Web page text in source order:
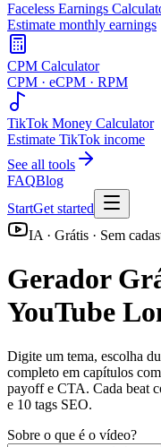
Faceless Earnings
Estimate monthly earnings
CPM Calculator
CPM · eCPM · RPM
TikTok Money Calculator
Estimate TikTok income
See all tools
FAQBlog
StartGet started
IA · Grátis · Sem
Gerador
YouTube
Digite um tema, escolha
completo em capítulos
payoff e CTA. Cada beat
e 10 tags SEO.
Sobre o que é o vídeo?